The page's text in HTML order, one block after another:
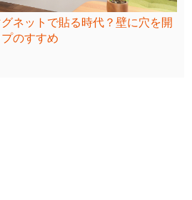
ネットで貼る時代？壁に穴を開
のすすめ